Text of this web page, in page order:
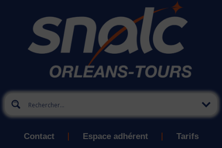
Contact Espace adhérent Tarifs